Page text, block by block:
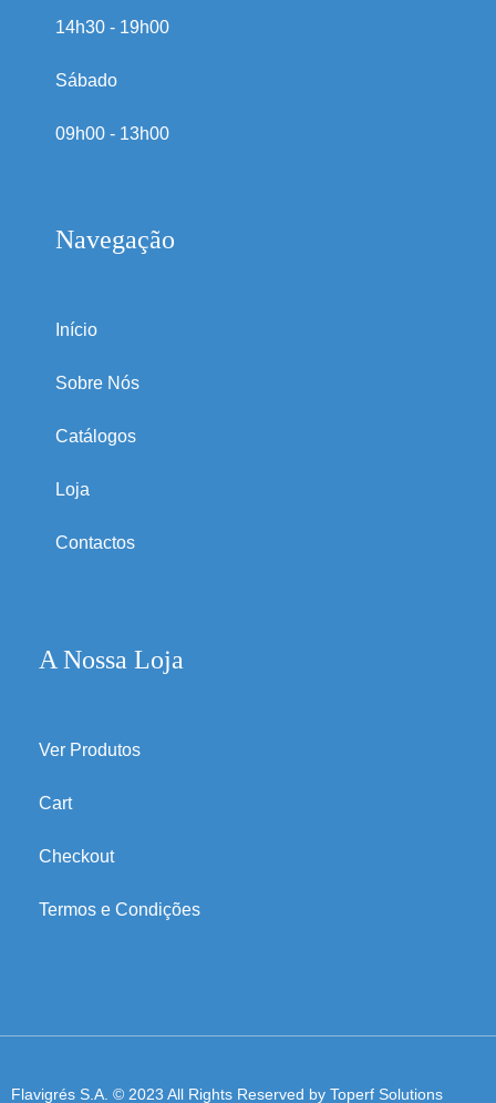
14h30 - 19h00
Sábado
09h00 - 13h00
Navegação
Início
Sobre Nós
Catálogos
Loja
Contactos
A Nossa Loja
Ver Produtos
Cart
Checkout
Termos e Condições
Flavigrés S.A. © 2023 All Rights Reserved by Toperf Solutions